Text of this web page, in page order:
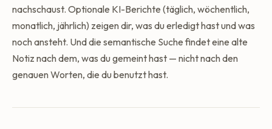
nachschaust. Optionale KI-Berichte (täglich, wöchentlich,
monatlich, jährlich) zeigen dir, was du erledigt hast und was
noch ansteht. Und die semantische Suche findet eine alte
Notiz nach dem, was du gemeint hast — nicht nach den
genauen Worten, die du benutzt hast.